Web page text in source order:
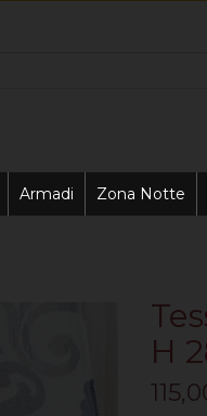
Armadi Zona Notte
H